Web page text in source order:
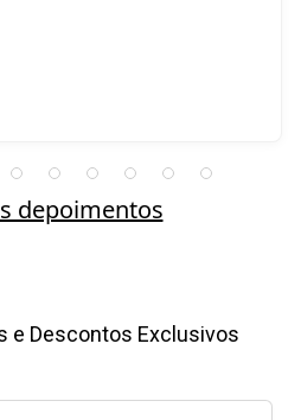
depoimentos
e Descontos Exclusivos